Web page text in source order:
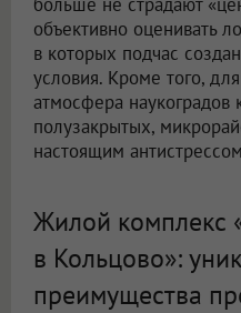
объективно оценивать
в которых подчас
условия. Кроме того,
атмосфера наукоградов
полузакрытых,
настоящим
Жилой комплекс
в Кольцово»:
преимущества